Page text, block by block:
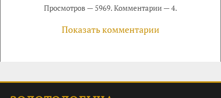
Просмотров — 5969. Комментарии — 4.
Показать комментарии